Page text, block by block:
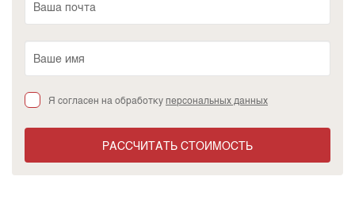
Я согласен на обработкуперсональных данных
РАССЧИТАТЬ СТОИМОСТЬ